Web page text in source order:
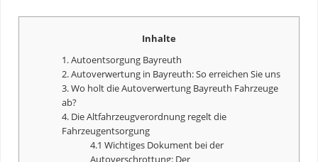
Inhalte
1. Autoentsorgung Bayreuth
2. Autoverwertung in Bayreuth: So erreichen Sie uns
3. Wo holt die Autoverwertung Bayreuth Fahrzeuge
ab?
4. Die Altfahrzeugverordnung regelt die
Fahrzeugentsorgung
4.1 Wichtiges Dokument bei der